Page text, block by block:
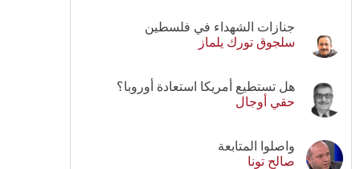
جنازات الشهداء في فلسطين
سلجوق تورك يلماز
هل تستطيع أمريكا استعادة أوروبا؟
حقي أوجال
واصلوا المتابعة
صالح تونا